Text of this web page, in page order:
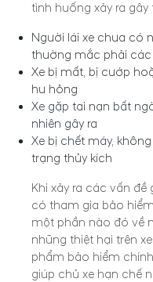
tình huống xảy ra gây
Người lái xe chưa có
thường mắc phải các
Xe bị mất, bị cướp
hư hỏng
Xe gặp tai nạn bất
nhiên gây ra
Xe bị chết máy,
trạng thủy kích
Khi xảy ra các vấn đề
có tham gia bảo
một phần nào đó về
những thiệt hại trên
phẩm bảo hiểm
giúp chủ xe hạn chế